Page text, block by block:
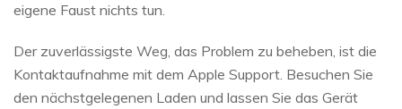
eigene Faust nichts tun.
Der zuverlässigste Weg, das Problem zu beheben, ist die
Kontaktaufnahme mit dem Apple Support. Besuchen Sie
den nächstgelegenen Laden und lassen Sie das Gerät